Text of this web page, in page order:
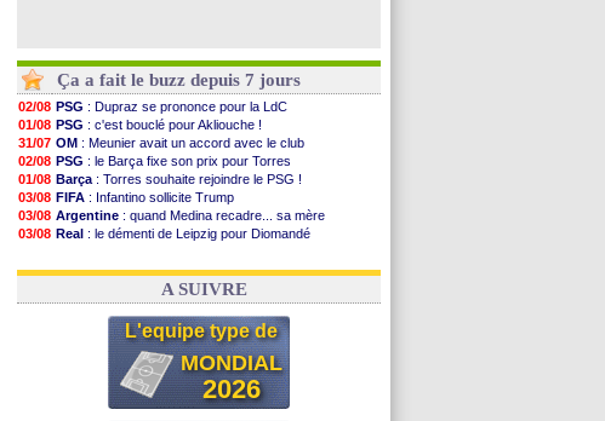
Ça a fait le buzz depuis 7 jours
02/08 PSG : Dupraz se prononce pour la LdC
01/08 PSG : c'est bouclé pour Akliouche !
31/07 OM : Meunier avait un accord avec le club
02/08 PSG : le Barça fixe son prix pour Torres
01/08 Barça : Torres souhaite rejoindre le PSG !
03/08 FIFA : Infantino sollicite Trump
03/08 Argentine : quand Medina recadre... sa mère
03/08 Real : le démenti de Leipzig pour Diomandé
31/07 FIFA: le conseiller d'Infantino démissionne !
A SUIVRE
L'equipe type de
MONDIAL
2026